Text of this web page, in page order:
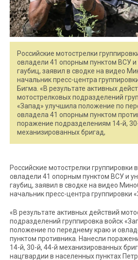
Российские мотострелки
овладели 41 опорным пунктом ВСУ и
гаубиц, заявил в сводке на видео
начальник пресс-центра
Бигма. «В результате активных
мотострелковых подразделений
«Запад» улучшила положение по
овладела 41 опорным пунктом
поражение подразделениям 14-й,
механизированных бригад,
Российские мотострелки группировки
овладели 41 опорным пунктом ВСУ и
гаубиц, заявил в сводке на видео
начальник пресс-центра группировки
«В результате активных действий
подразделений группировка войск
положение по переднему краю и
пунктом противника. Нанесли
14-й, 30-й, 44-й механизированных
нацгвардии в населенных пунктах